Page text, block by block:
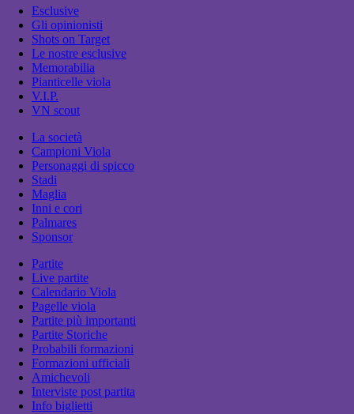
Esclusive
Gli opinionisti
Shots on Target
Le nostre esclusive
Memorabilia
Pianticelle viola
V.I.P.
VN scout
La società
Campioni Viola
Personaggi di spicco
Stadi
Maglia
Inni e cori
Palmares
Sponsor
Partite
Live partite
Calendario Viola
Pagelle viola
Partite più importanti
Partite Storiche
Probabili formazioni
Formazioni ufficiali
Amichevoli
Interviste post partita
Info biglietti